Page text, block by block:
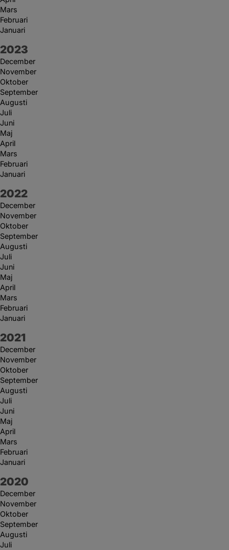
Mars
Februari
Januari
År:
2023
December
November
Oktober
September
Augusti
Juli
Juni
Maj
April
Mars
Februari
Januari
År:
2022
December
November
Oktober
September
Augusti
Juli
Juni
Maj
April
Mars
Februari
Januari
År:
2021
December
November
Oktober
September
Augusti
Juli
Juni
Maj
April
Mars
Februari
Januari
År:
2020
December
November
Oktober
September
Augusti
Juli